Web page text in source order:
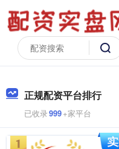
正规配资平台排行
已收录999+家平台